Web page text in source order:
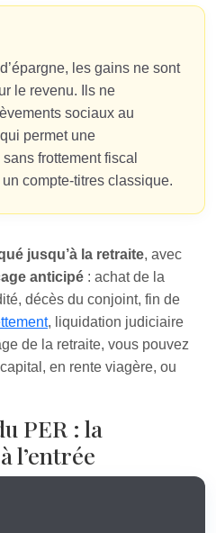
les gains ne sont
le revenu. Ils ne
sociaux au
permet une
frottement fiscal
compte-titres classique.
jusqu’à la retraite, avec
anticipé : achat de la
décès du conjoint, fin de
, liquidation judiciaire
de la retraite, vous pouvez
en rente viagère, ou
PER : la
l’entrée